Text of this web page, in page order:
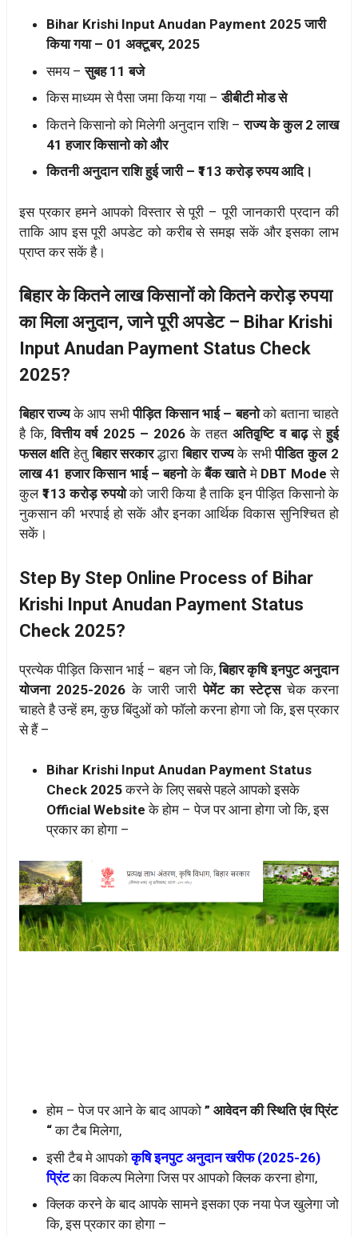
Bihar Krishi Input Anudan Payment 2025 जारी
किया गया – 01 अक्टूबर, 2025
समय –सुबह 11 बजे
किस माध्यम से पैसा जमा किया गया –डीबीटी मोड से
कितने किसानो को मिलेगी अनुदान राशि –राज्य के कुल 2 लाख
41 हजार किसानो को और
कितनी अनुदान राशि हुई जारी – ₹113 करोड़ रुपय आदि।
इस प्रकार हमने आपको विस्तार से पूरी – पूरी जानकारी प्रदान की
ताकि आप इस पूरी अपडेट को करीब से समझ सकें और इसका लाभ
प्राप्त कर सकें है।
बिहार के कितने लाख किसानों को कितने करोड़ रुपया
का मिला अनुदान, जाने पूरी अपडेट – Bihar Krishi
Input Anudan Payment Status Check
2025?
बिहार राज्यके आप सभीपीड़ित किसान भाई – बहनोको बताना चाहते
है कि,वित्तीय वर्ष 2025 – 2026के तहत अतिवृ़ष्टि व बाढ़सेहुई
फसल क्षतिहेतुबिहार सरकारद्धाराबिहार राज्यके सभीपीडित कुल 2
लाख 41 हजार किसान भाई – बहनोकेबैंक खातेमे DBT Mode से
कुल ₹113 करोड़ रुपयोको जारी किया है ताकि इन पीड़ित किसानो के
नुकसान की भरपाई हो सकें और इनका आर्थिक विकास सुनिश्चित हो
सकें।
Step By Step Online Process of Bihar
Krishi Input Anudan Payment Status
Check 2025?
प्रत्येक पीड़ित किसान भाई – बहन जो कि,बिहार कृषि इनपुट अनुदान
योजना 2025-2026के जारी जारीपेमेंट का स्टेट्सचेक करना
चाहते है उन्हें हम, कुछ बिंदुओं को फॉलो करना होगा जो कि, इस प्रकार
से हैं –
Bihar Krishi Input Anudan Payment Status
Check 2025करने के लिए सबसे पहले आपको इसके
Official Website के होम – पेज पर आना होगा जो कि, इस
प्रकार का होगा –
होम – पेज पर आने के बाद आपको ” आवेदन की स्थिति एंव प्रिंट
“का टैब मिलेगा,
इसी टैब मे आपकोकृषि इनपुट अनुदान खरीफ (2025-26)
प्रिंट का विकल्प मिलेगा जिस पर आपको क्लिक करना होगा,
क्लिक करने के बाद आपके सामने इसका एक नया पेज खुलेगा जो
कि, इस प्रकार का होगा –